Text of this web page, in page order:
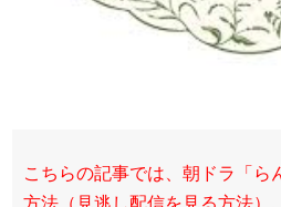
こちらの記事では、朝ドラ「ら